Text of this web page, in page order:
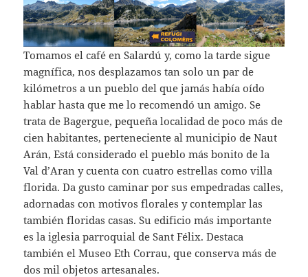
Tomamos el café en Salardú y, como la tarde sigue
magnífica, nos desplazamos tan solo un par de
kilómetros a un pueblo del que jamás había oído
hablar hasta que me lo recomendó un amigo. Se
trata de Bagergue, pequeña localidad de poco más de
cien habitantes, perteneciente al municipio de Naut
Arán, Está considerado el pueblo más bonito de la
Val d’Aran y cuenta con cuatro estrellas como villa
florida. Da gusto caminar por sus empedradas calles,
adornadas con motivos florales y contemplar las
también floridas casas. Su edificio más importante
es la iglesia parroquial de Sant Félix. Destaca
también el Museo Eth Corrau, que conserva más de
dos mil objetos artesanales.